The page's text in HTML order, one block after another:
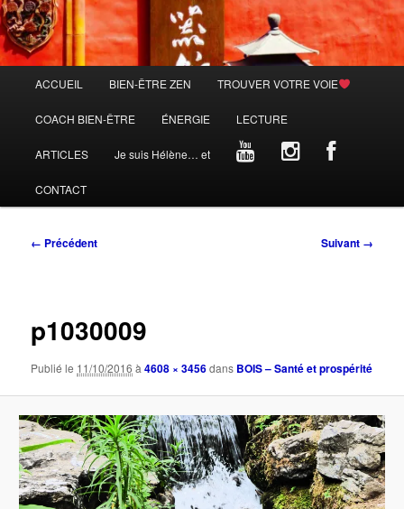
principal
ACCUEIL BIEN-ÊTRE ZEN TROUVER VOTRE VOIE
COACH BIEN-ÊTRE ÉNERGIE LECTURE
ARTICLES Je suis Hélène… et
CONTACT
Navigation
← Précédent Suivant →
p1030009
Publié le 11/10/2016 à4608 × 3456dans BOIS – Santé et prospérité